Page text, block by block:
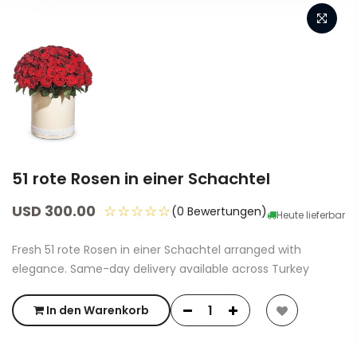
51 rote Rosen in einer Schachtel
USD 300.00 Heute lieferbar
☆☆☆☆☆(0 Bewertungen)
Fresh 51 rote Rosen in einer Schachtel arranged with
elegance. Same-day delivery available across Turkey
In den Warenkorb